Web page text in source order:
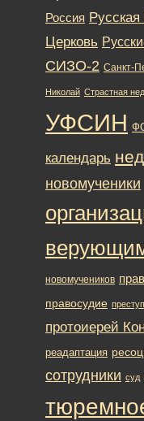
Россия
Церковь
СИЗО-2 Санкт-
Николай Страстная
УФСИН
календарь
новомученики
новомучеников
правосудие
протоиерей
реадаптация
сотрудники суд